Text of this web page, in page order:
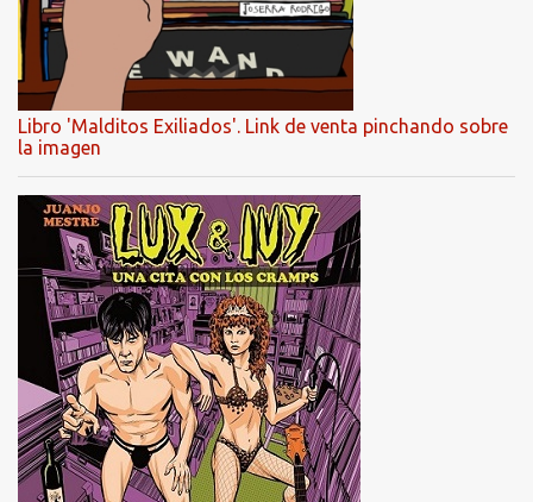
Libro 'Malditos Exiliados'. Link de venta pinchando sobre
la imagen